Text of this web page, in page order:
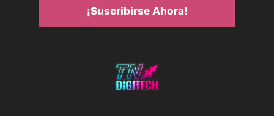
¡Suscribirse Ahora!